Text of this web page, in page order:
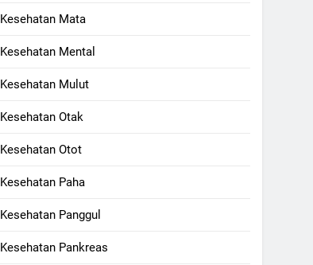
Kesehatan Mata
Kesehatan Mental
Kesehatan Mulut
Kesehatan Otak
Kesehatan Otot
Kesehatan Paha
Kesehatan Panggul
Kesehatan Pankreas